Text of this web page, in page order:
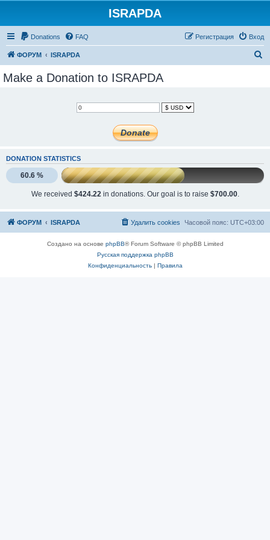
ISRAPDA
Donations FAQ Вход
Регистрация
ФОРУМ ISRAPDA
Make a Donation to ISRAPDA
DONATION STATISTICS
60.6 %
We received $424.22 in donations. Our goal is to raise $700.00.
ФОРУМ ISRAPDA Часовой пояс: UTC+03:00
Удалить cookies
Создано на основе phpBB® Forum Software © phpBB Limited
Русская поддержка phpBB
Конфиденциальность| Правила